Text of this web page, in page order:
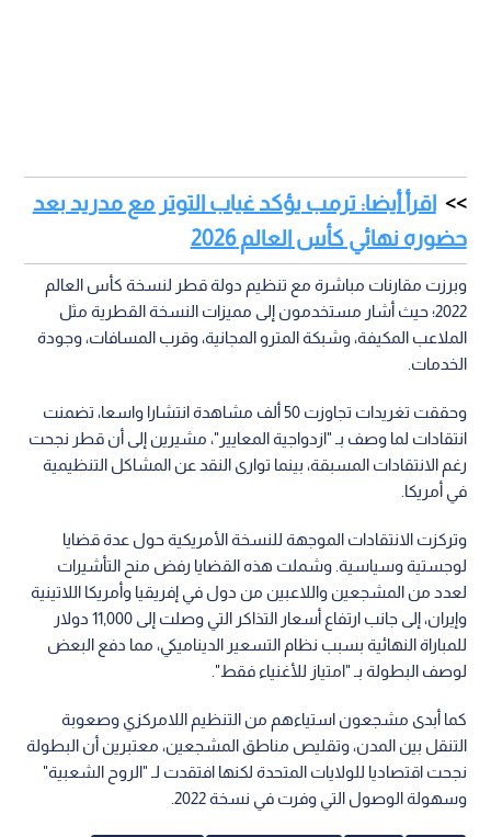
اقرأ أيضا: ترمب يؤكد غياب التوتر مع مدريد بعد
حضوره نهائي كأس العالم 2026
وبرزت مقارنات مباشرة مع تنظيم دولة قطر لنسخة كأس العالم
2022؛ حيث أشار مستخدمون إلى مميزات النسخة القطرية مثل
الملاعب المكيفة، وشبكة المترو المجانية، وقرب المسافات، وجودة
الخدمات.
وحققت تغريدات تجاوزت 50 ألف مشاهدة انتشارا واسعا، تضمنت
انتقادات لما وصف بـ "ازدواجية المعايير"، مشيرين إلى أن قطر نجحت
رغم الانتقادات المسبقة، بينما توارى النقد عن المشاكل التنظيمية
في أمريكا.
وتركزت الانتقادات الموجهة للنسخة الأمريكية حول عدة قضايا
لوجستية وسياسية. وشملت هذه القضايا رفض منح التأشيرات
لعدد من المشجعين واللاعبين من دول في إفريقيا وأمريكا اللاتينية
وإيران، إلى جانب ارتفاع أسعار التذاكر التي وصلت إلى 11,000 دولار
للمباراة النهائية بسبب نظام التسعير الديناميكي، مما دفع البعض
لوصف البطولة بـ "امتياز للأغنياء فقط".
كما أبدى مشجعون استياءهم من التنظيم اللامركزي وصعوبة
التنقل بين المدن، وتقليص مناطق المشجعين، معتبرين أن البطولة
نجحت اقتصاديا للولايات المتحدة لكنها افتقدت لـ "الروح الشعبية"
وسهولة الوصول التي وفرت في نسخة 2022.